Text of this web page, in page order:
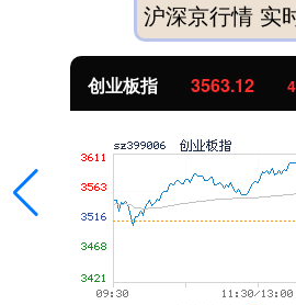
沪深京行情 实
创业板指 3563.12